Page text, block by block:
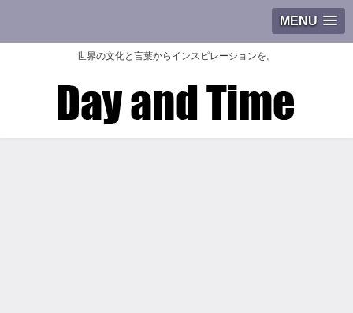
MENU
世界の文化と言葉からインスピレーションを。